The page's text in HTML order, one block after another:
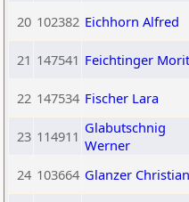
20 102382 Eichhorn Alfred
21 147541 Feichtinger
22 147534 Fischer Lara
23 114911 Glabutschnig
Werner
24 103664 Glanzer Christian